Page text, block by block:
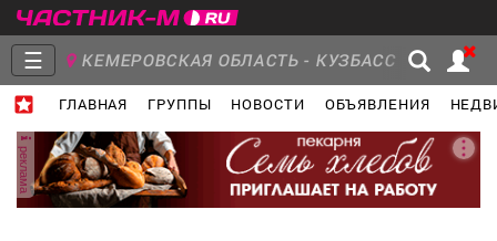
☰ КЕМЕРОВСКАЯ ОБЛАСТЬ - КУЗБАСС
ГЛАВНАЯ ГРУППЫ НОВОСТИ ОБЪЯВЛЕНИЯ
Главная
Группы Новости
реклама